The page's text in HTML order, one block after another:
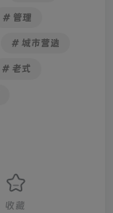
# 管理
# 城市营造
# 老式
收藏